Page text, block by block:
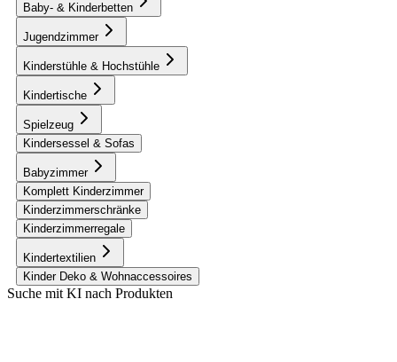
Baby- & Kinderbetten
Jugendzimmer
Kinderstühle & Hochstühle
Kindertische
Spielzeug
Kindersessel & Sofas
Babyzimmer
Komplett Kinderzimmer
Kinderzimmerschränke
Kinderzimmerregale
Kindertextilien
Kinder Deko & Wohnaccessoires
Suche mit KI nach Produkten